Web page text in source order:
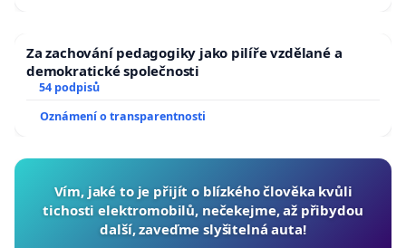
Za zachování pedagogiky jako pilíře vzdělané a
demokratické společnosti
54 podpisů
Oznámení o transparentnosti
Vím, jaké to je přijít o blízkého člověka kvůli
tichosti elektromobilů, nečekejme, až přibydou
další, zaveďme slyšitelná auta!